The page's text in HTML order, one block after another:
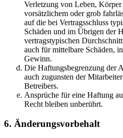
Verletzung von Leben,
vorsätzlichem oder grob
auf die bei Vertragsschluss
Schäden und im Übrigen der
vertragstypischen
auch für mittelbare Schäden,
Gewinn.
Die Haftungsbegrenzung der
auch zugunsten der
Betreibers.
Ansprüche für eine Haftung
Recht bleiben unberührt.
6. Änderungsvorbehalt